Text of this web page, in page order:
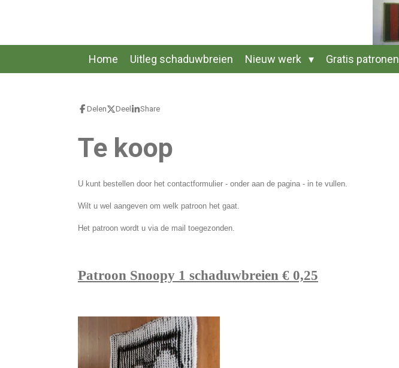
Home Uitleg schaduwbreien Nieuw werk Gratis patronen
Delen Deel Share
Te koop
U kunt bestellen door het contactformulier - onder aan de pagina - in te vullen.
Wilt u wel aangeven om welk patroon het gaat.
Het patroon wordt u via de mail toegezonden.
Patroon Snoopy 1 schaduwbreien € 0,25